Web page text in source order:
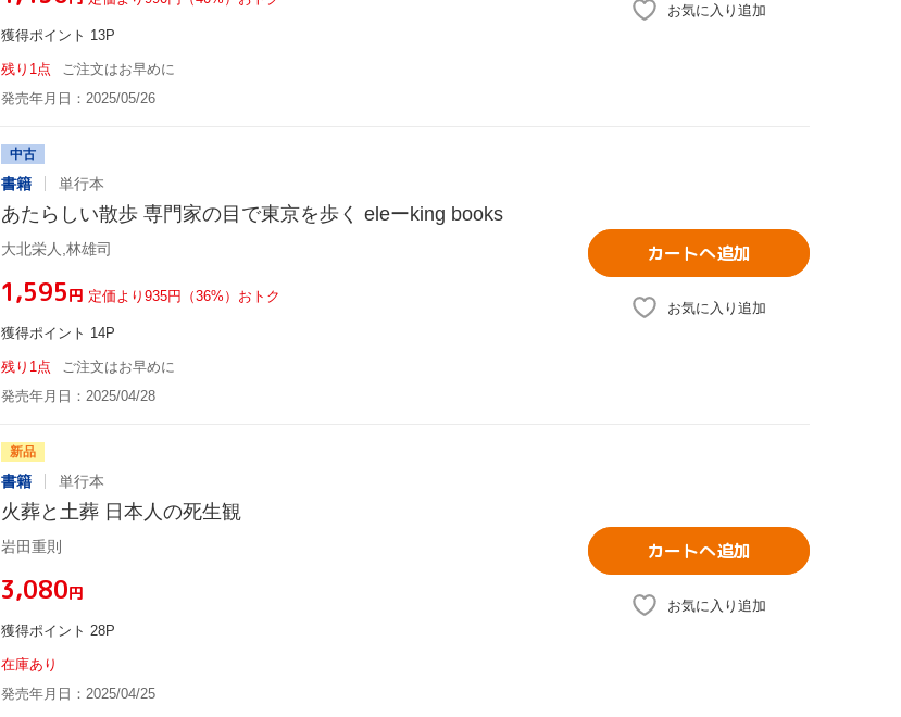
獲得ポイント 13P
残り1点
ご注文はお早めに
発売年月日：2025/05/26
お気に入り追加
中古
書籍 単行本
あたらしい散歩 専門家の目で東京を歩く eleーking books
大北栄人,林雄司
¥1,595円 定価より935円（36%）おトク
獲得ポイント 14P
残り1点
ご注文はお早めに
発売年月日：2025/04/28
カートへ追加
お気に入り追加
新品
書籍 単行本
火葬と土葬 日本人の死生観
岩田重則
¥3,080円
獲得ポイント 28P
在庫あり
発売年月日：2025/04/25
カートへ追加
お気に入り追加